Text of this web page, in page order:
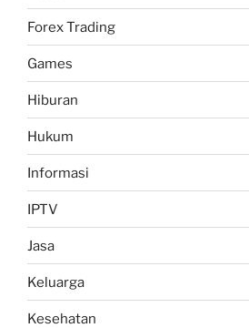
Forex Trading
Games
Hiburan
Hukum
Informasi
IPTV
Jasa
Keluarga
Kesehatan